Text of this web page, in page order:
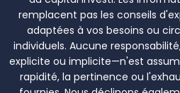
remplacent pas les conseils
adaptées à vos besoins ou
individuels. Aucune
explicite ou implicite—n'est
rapidité, la pertinence ou